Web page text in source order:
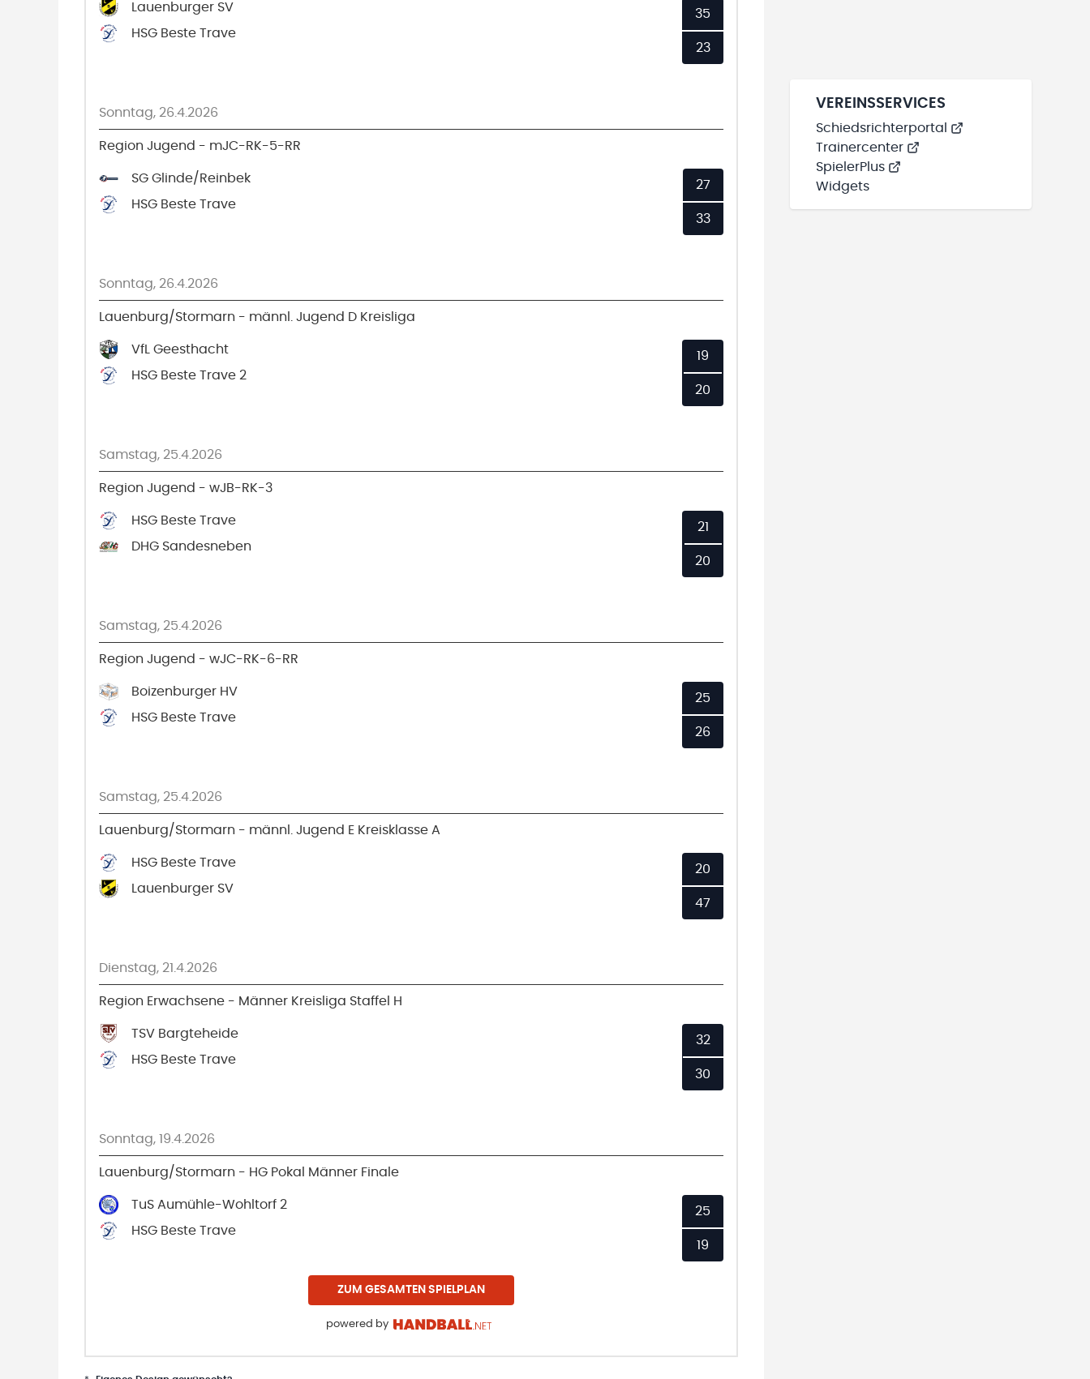
Lauenburger SV
HSG Beste Trave
35
23
Sonntag, 26.4.2026
Region Jugend - mJC-RK-5-RR
SG Glinde/Reinbek
HSG Beste Trave
27
33
Sonntag, 26.4.2026
Lauenburg/Stormarn - männl. Jugend D Kreisliga
VfL Geesthacht
HSG Beste Trave 2
19
20
Samstag, 25.4.2026
Region Jugend - wJB-RK-3
HSG Beste Trave
DHG Sandesneben
21
20
Samstag, 25.4.2026
Region Jugend - wJC-RK-6-RR
Boizenburger HV
HSG Beste Trave
25
26
Samstag, 25.4.2026
Lauenburg/Stormarn - männl. Jugend E Kreisklasse A
HSG Beste Trave
Lauenburger SV
20
47
Dienstag, 21.4.2026
Region Erwachsene - Männer Kreisliga Staffel H
TSV Bargteheide
HSG Beste Trave
32
30
Sonntag, 19.4.2026
Lauenburg/Stormarn - HG Pokal Männer Finale
TuS Aumühle-Wohltorf 2
HSG Beste Trave
25
19
ZUM GESAMTEN SPIELPLAN
powered by
VEREINSSERVICES
Schiedsrichterportal
Trainercenter
SpielerPlus
Widgets